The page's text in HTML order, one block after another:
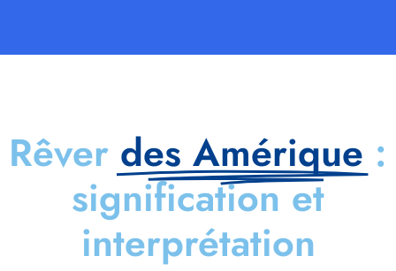
Rêver des Amérique :
signification et
interprétation